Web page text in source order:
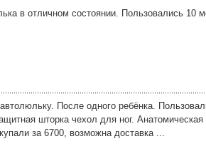
в отличном состоянии. Пользовались 10
После одного ребёнка.
шторка чехол для ног.
за 6700, возможна доставка ...